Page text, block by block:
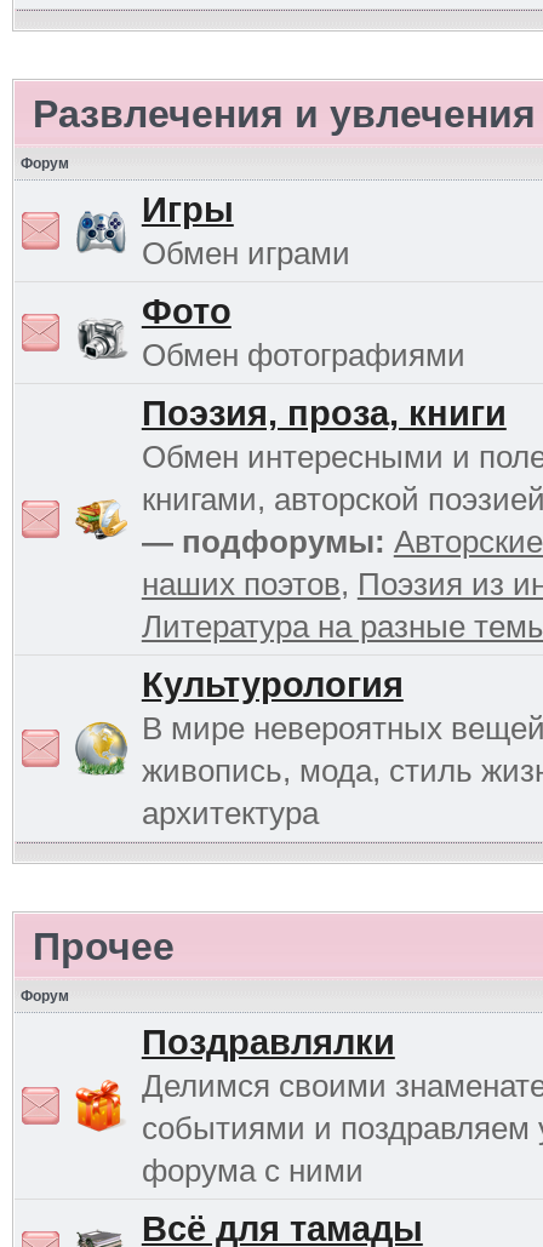
Развлечения и увлечения
Форум
Игры
Обмен играми
Фото
Обмен фотографиями
Поэзия, проза, книги
Обмен интересными и
книгами, авторской
— подфорумы:
наших поэтов, Поэзия из
Литература на разные
Культурология
В мире невероятных
живопись, мода, стиль
архитектура
Прочее
Форум
Поздравлялки
Делимся своими
событиями и поздравляем
форума с ними
Всё для тамады